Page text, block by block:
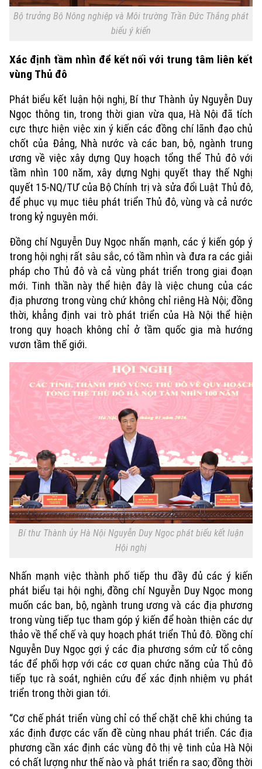
Bộ trưởng Bộ Nông nghiệp và Môi trường Trần Đức Thắng phát
biểu ý kiến
Xác định tầm nhìn để kết nối với trung tâm liên kết
vùng Thủ đô
Phát biểu kết luận hội nghị, Bí thư Thành ủy Nguyễn Duy
Ngọc thông tin, trong thời gian vừa qua, Hà Nội đã tích
cực thực hiện việc xin ý kiến các đồng chí lãnh đạo chủ
chốt của Đảng, Nhà nước và các ban, bộ, ngành trung
ương về việc xây dựng Quy hoạch tổng thể Thủ đô với
tầm nhìn 100 năm, xây dựng Nghị quyết thay thế Nghị
quyết 15-NQ/TƯ của Bộ Chính trị và sửa đổi Luật Thủ đô,
để phục vụ mục tiêu phát triển Thủ đô, vùng và cả nước
trong kỷ nguyên mới.
Đồng chí Nguyễn Duy Ngọc nhấn mạnh, các ý kiến góp ý
trong hội nghị rất sâu sắc, có tầm nhìn và đưa ra các giải
pháp cho Thủ đô và cả vùng phát triển trong giai đoạn
mới. Tinh thần này thể hiện đây là việc chung của các
địa phương trong vùng chứ không chỉ riêng Hà Nội; đồng
thời, khẳng định vai trò phát triển của Hà Nội thể hiện
trong quy hoạch không chỉ ở tầm quốc gia mà hướng
vươn tầm thế giới.
Bí thư Thành ủy Hà Nội Nguyễn Duy Ngọc phát biểu kết luận
Hội nghị
Nhấn mạnh việc thành phố tiếp thu đầy đủ các ý kiến
phát biểu tại hội nghị, đồng chí Nguyễn Duy Ngọc mong
muốn các ban, bộ, ngành trung ương và các địa phương
trong vùng tiếp tục tham góp ý kiến để hoàn thiện các dự
thảo về thể chế và quy hoạch phát triển Thủ đô. Đồng chí
Nguyễn Duy Ngọc gợi ý các địa phương sớm cử tổ công
tác để phối hợp với các cơ quan chức năng của Thủ đô
tiếp tục rà soát, nghiên cứu để xác định nhiệm vụ phát
triển trong thời gian tới.
“Cơ chế phát triển vùng chỉ có thể chặt chẽ khi chúng ta
xác định được các vấn đề cùng nhau phát triển. Các địa
phương cần xác định các vùng đô thị vệ tinh của Hà Nội
có chất lượng như thế nào và phát triển ra sao; đồng thời